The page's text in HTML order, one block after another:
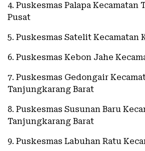
4. Puskesmas Palapa Kecamatan
Pusat
5. Puskesmas Satelit Kecamatan
6. Puskesmas Kebon Jahe
7. Puskesmas Gedongair
Tanjungkarang Barat
8. Puskesmas Susunan Baru
Tanjungkarang Barat
9. Puskesmas Labuhan Ratu